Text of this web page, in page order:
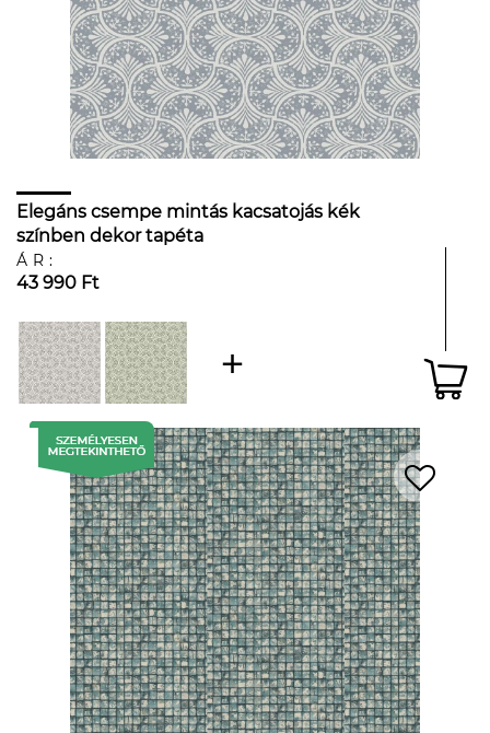
Elegáns csempe mintás kacsatojás kék
színben dekor tapéta
ÁR:
43 990 Ft